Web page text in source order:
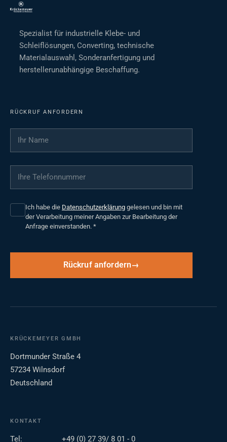
Spezialist für industrielle Klebe- und
Schleiflösungen, Converting, technische
Materialauswahl, Sonderanfertigung und
herstellerunabhängige Beschaffung.
RÜCKRUF ANFORDERN
Ihr Name
Ihre Telefonnummer
Ich habe die Datenschutzerklärung gelesen und bin mit
der Verarbeitung meiner Angaben zur Bearbeitung der
Anfrage einverstanden. *
Rückruf anfordern
KRÜCKEMEYER GMBH
Dortmunder Straße 4
57234 Wilnsdorf
Deutschland
KONTAKT
Tel:
+49 (0) 27 39/ 8 01 - 0